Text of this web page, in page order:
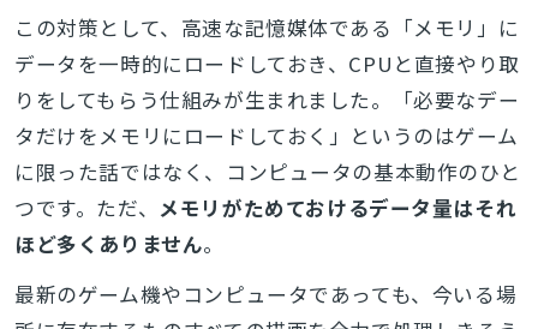
この対策として、高速な記憶媒体である「メモリ」に
データを一時的にロードしておき、CPUと直接やり取
りをしてもらう仕組みが生まれました。「必要なデー
タだけをメモリにロードしておく」というのはゲーム
に限った話ではなく、コンピュータの基本動作のひと
つです。ただ、 メモリがためておけるデータ量はそれ
ほど多くありません。
最新のゲーム機やコンピュータであっても、今いる場